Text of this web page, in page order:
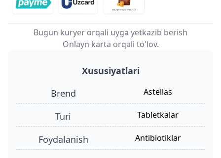
Bugun kuryer orqali uyga yetkazib berish
Onlayn karta orqali to'lov.
Xususiyatlari
Brend
Astellas
turi tabletkalar
foydalanish antibiotiklar